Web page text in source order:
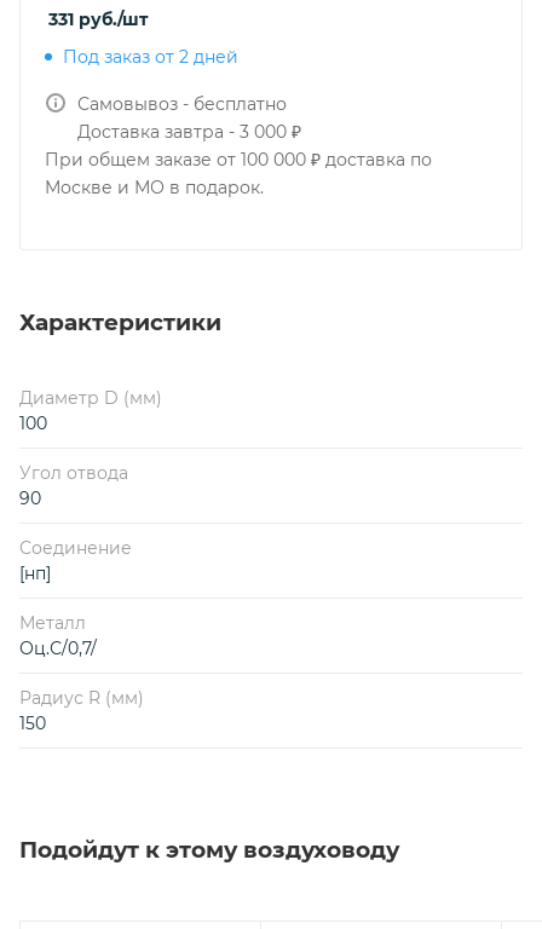
331 руб./шт
Под заказ от 2 дней
Самовывоз - бесплатно
Доставка завтра - 3 000 ₽
При общем заказе от 100 000 ₽ доставка по
Москве и МО в подарок.
Характеристики
Диаметр D (мм)
100
Угол отвода
90
Соединение
[нп]
Металл
Оц.С/0,7/
Радиус R (мм)
150
Подойдут к этому воздуховоду